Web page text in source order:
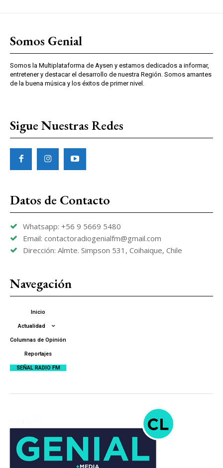
Somos Genial
Somos la Multiplataforma de Aysen y estamos dedicados a informar,
entretener y destacar el desarrollo de nuestra Región. Somos amantes
de la buena música y los éxitos de primer nivel.
Sigue Nuestras Redes
Datos de Contacto
Whatsapp: +56 9 5669 5480
Email: contactoradiogenialfm@gmail.com
Dirección: Almte. Simpson 531, Coihaique, Chile
Navegación
Inicio
Actualidad
Columnas de Opinión
Reportajes
SEÑAL RADIO FM